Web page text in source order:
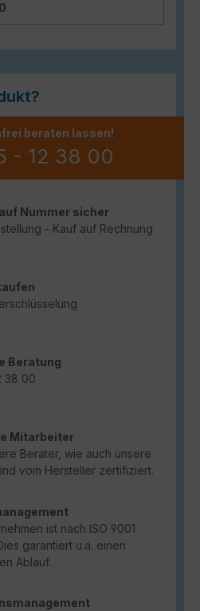
beraten lassen!
- 12 38 00
Nummer sicher
- Kauf auf Rechnung
Beratung
38 00
Mitarbeiter
Berater, wie auch unsere
vom Hersteller zertifiziert.
ist nach ISO 9001
garantiert u.a. einen
Ablauf.